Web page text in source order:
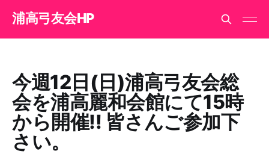
浦高弓友会HP
今週12日(日)浦高弓友会総
会を浦高麗和会館にて15時
から開催!! 皆さんご参加下
さい。